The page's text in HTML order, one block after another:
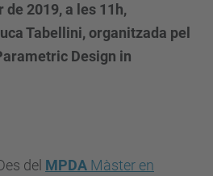
2019, a les 11h,
Tabellini, organitzada pel
Design in
del MPDA Màster en